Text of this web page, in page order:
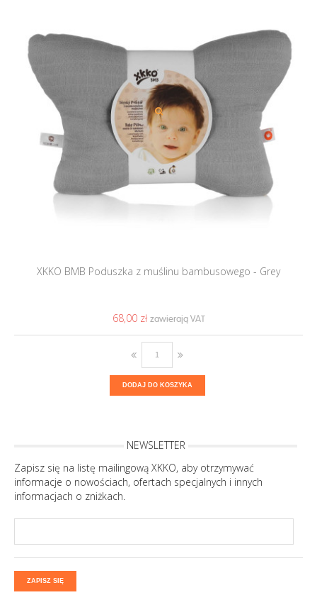
XKKO BMB Poduszka z muślinu bambusowego - Grey
68,00 ‎zł
DODAJ DO KOSZYKA
NEWSLETTER
Zapisz się na listę mailingową XKKO, aby otrzymywać
informacje o nowościach, ofertach specjalnych i innych
informacjach o zniżkach.
ZAPISZ SIĘ